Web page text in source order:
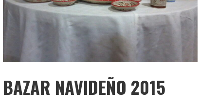
BAZAR NAVIDEÑO 2015